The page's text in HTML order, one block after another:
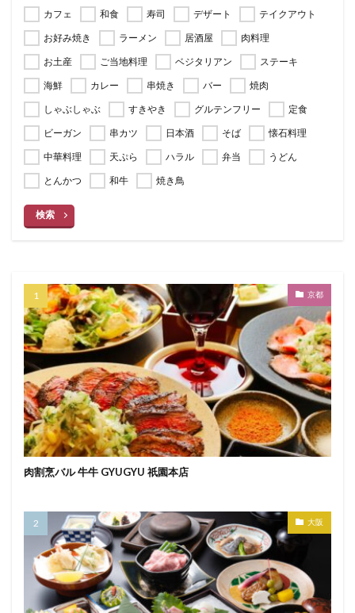
カフェ 和食 寿司 デザート
テイクアウト
お好み焼き
ラーメン 居酒屋
肉料理
お土産
ご当地料理 ベジタリアン
ステーキ
海鮮
カレー 串焼き バー
焼肉
しゃぶしゃぶ
すきやき グルテンフリー
定食
ビーガン
串カツ 日本酒 そば
懐石料理
中華料理
天ぷら ハラル 弁当
うどん
とんかつ
和牛 焼き鳥
検索
京都
肉割烹バル 牛牛 GYUGYU 祇園本店
大阪